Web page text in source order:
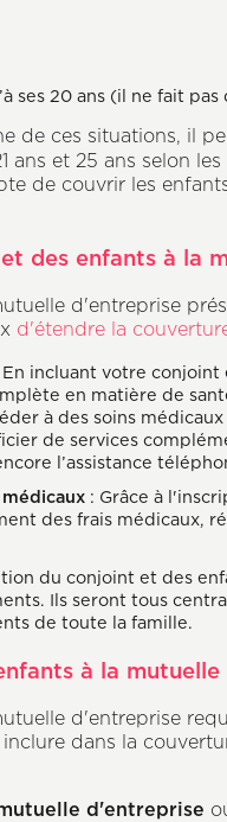
ses 20 ans (il ne fait
de ces situations, il
ans et 25 ans selon
de couvrir les
des enfants à la
d'entreprise
d'étendre la
En incluant votre conjoint
en matière de
à des soins
de services
l’assistance
: Grâce à
des frais médicaux,
du conjoint et des
Ils seront tous
de toute la famille.
à la
d'entreprise
dans la
d'entreprise